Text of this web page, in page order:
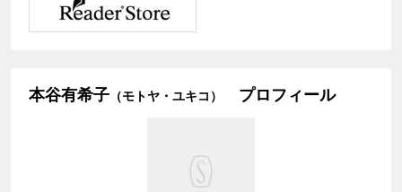
本谷有希子 （モトヤ・ユキコ） プロフィール